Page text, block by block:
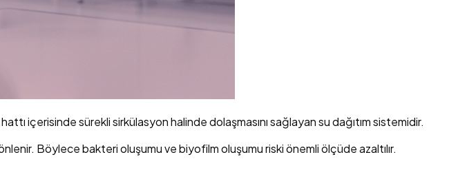
içerisinde sürekli sirkülasyon halinde dolaşmasını sağlayan su dağıtım sistemidir.
Böylece bakteri oluşumu ve biyofilm oluşumu riski önemli ölçüde azaltılır.